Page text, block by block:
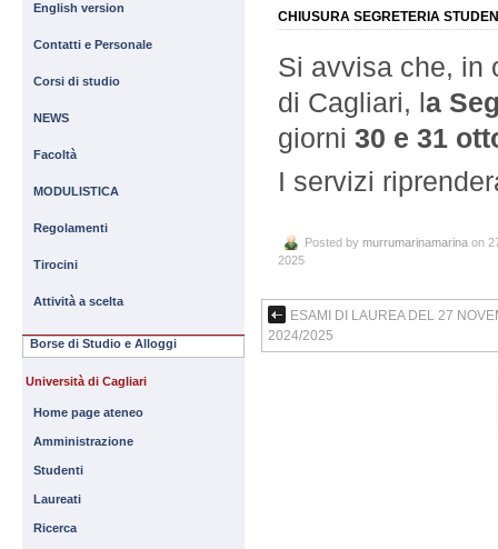
CHIUSURA SEGRETERIA
Si avvisa che, in
di Cagliari, la
giorni 30 e 31
I servizi
Posted by murrumarinamarina on
2025
ESAMI DI LAUREA DEL 27
2024/2025
English version
Contatti e Personale
Corsi di studio
NEWS
Facoltà
MODULISTICA
Regolamenti
Tirocini
Attività a scelta
Borse di Studio e Alloggi
Università di Cagliari
Home page ateneo
Amministrazione
Studenti
Laureati
Ricerca